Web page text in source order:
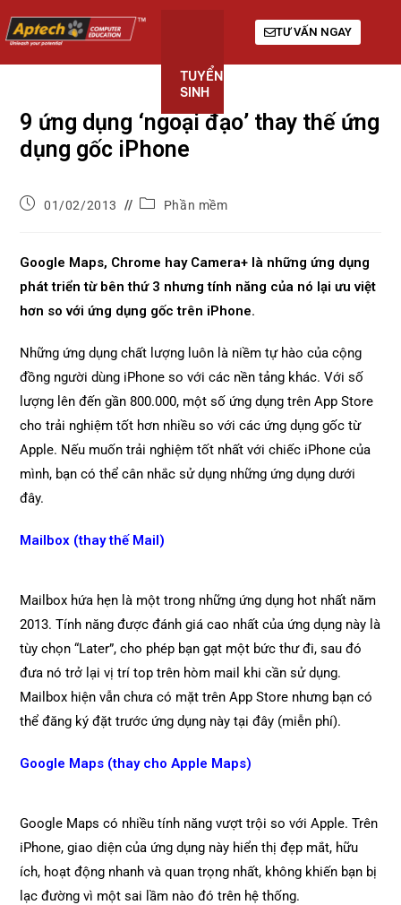
TUYỂN
SINH
TƯ VẤN NGAY
9 ứng dụng ‘ngoại đạo’ thay thế ứng
dụng gốc iPhone
01/02/2013 Phần mềm
Google Maps, Chrome hay Camera+ là những ứng dụng
phát triển từ bên thứ 3 nhưng tính năng của nó lại ưu việt
hơn so với ứng dụng gốc trên iPhone.
Những ứng dụng chất lượng luôn là niềm tự hào của cộng
đồng người dùng iPhone so với các nền tảng khác. Với số
lượng lên đến gần 800.000, một số ứng dụng trên App Store
cho trải nghiệm tốt hơn nhiều so với các ứng dụng gốc từ
Apple. Nếu muốn trải nghiệm tốt nhất với chiếc iPhone của
mình, bạn có thể cân nhắc sử dụng những ứng dụng dưới
đây.
Mailbox (thay thế Mail)
Mailbox hứa hẹn là một trong những ứng dụng hot nhất năm
2013. Tính năng được đánh giá cao nhất của ứng dụng này là
tùy chọn “Later”, cho phép bạn gạt một bức thư đi, sau đó
đưa nó trở lại vị trí top trên hòm mail khi cần sử dụng.
Mailbox hiện vẫn chưa có mặt trên App Store nhưng bạn có
thể đăng ký đặt trước ứng dụng này tại đây (miễn phí).
Google Maps (thay cho Apple Maps)
Google Maps có nhiều tính năng vượt trội so với Apple. Trên
iPhone, giao diện của ứng dụng này hiển thị đẹp mắt, hữu
ích, hoạt động nhanh và quan trọng nhất, không khiến bạn bị
lạc đường vì một sai lầm nào đó trên hệ thống.